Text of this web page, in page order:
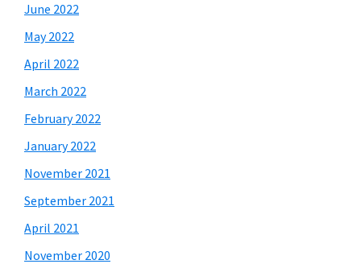
June 2022
May 2022
April 2022
March 2022
February 2022
January 2022
November 2021
September 2021
April 2021
November 2020